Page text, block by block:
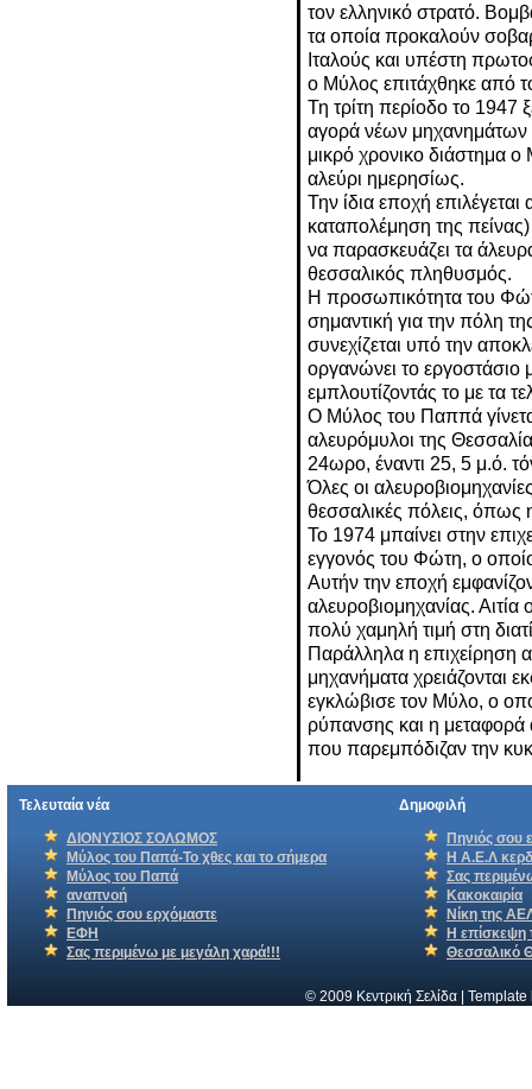
τον ελληνικό στρατό.
τα οποία προκαλούν
Ιταλούς και υπέστη
ο Μύλος επιτάχθηκε από
Τη τρίτη περίοδο το 1947
αγορά νέων μηχανημάτων
μικρό χρονικο διάστημα
αλεύρι ημερησίως.
Την ίδια εποχή
καταπολέμηση της
να παρασκευάζει τα
θεσσαλικός πληθυσμός.
Η προσωπικότητα του
σημαντική για την πόλη
συνεχίζεται υπό την
οργανώνει το εργοστάσιο
εμπλουτίζοντάς το με τα
Ο Μύλος του Παππά
αλευρόμυλοι της
24ωρο, έναντι 25, 5 μ.ό.
Όλες οι
θεσσαλικές πόλεις, όπως
Το 1974 μπαίνει στην
εγγονός του Φώτη, ο
Αυτήν την εποχή
αλευροβιομηχανίας.
πολύ χαμηλή τιμή στη
Παράλληλα η επιχείρηση
μηχανήματα χρειάζονται
εγκλώβισε τον Μύλο, ο
ρύπανσης και η μεταφορά
που παρεμπόδιζαν την
Τελευταία νέα
ΔΙΟΝΥΣΙΟΣ ΣΟΛΩΜΟΣ
Μύλος του Παπά-Το χθες και το σήμερα
Μύλος του Παπά
αναπνοή
Πηνιός σου ερχόμαστε
ΕΦΗ
Σας περιμένω με μεγάλη χαρά!!!
Δημοφιλή
Πηνιός σου
Η Α.Ε.Λ
Σας
Κακοκαιρία
Νίκη της
Η επίσκεψη
Θεσσαλικό
© 2009 Κεντρική Σελίδα |